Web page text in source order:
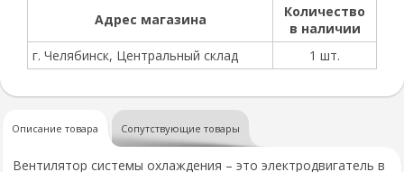
Адрес магазина
Количество
в наличии
г. Челябинск, Центральный склад
1 шт.
Описание товара Сопутствующие товары
Вентилятор системы охлаждения – это электродвигатель в